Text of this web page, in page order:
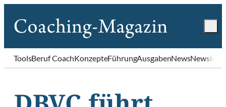
ToolsBeruf CoachKonzepteFührungAusgabenNews